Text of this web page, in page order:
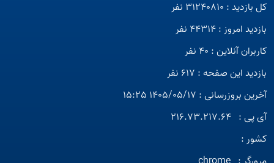
کل بازدید : 31240810 نفر
بازدید امروز : 44314 نفر
کاربران آنلاین : 40 نفر
بازدید این صفحه : 617 نفر
آخرین بروزرسانی : 1405/05/17 15:25
آی پی : 216.73.217.64
کشور :